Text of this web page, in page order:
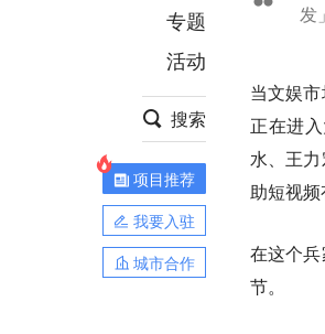
项目推荐
安徽
专题
活动
搜索
项目推荐
我要入驻
城市合作
发
当文娱
正在进
水、王
助短视频
在这个
节。